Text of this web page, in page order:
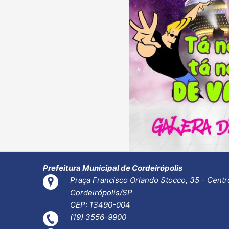
Prefeitura Municipal de Cordeirópolis
Praça Francisco Orlando Stocco, 35 -
Cordeirópolis/SP
CEP: 13490-004
(19) 3556-9900